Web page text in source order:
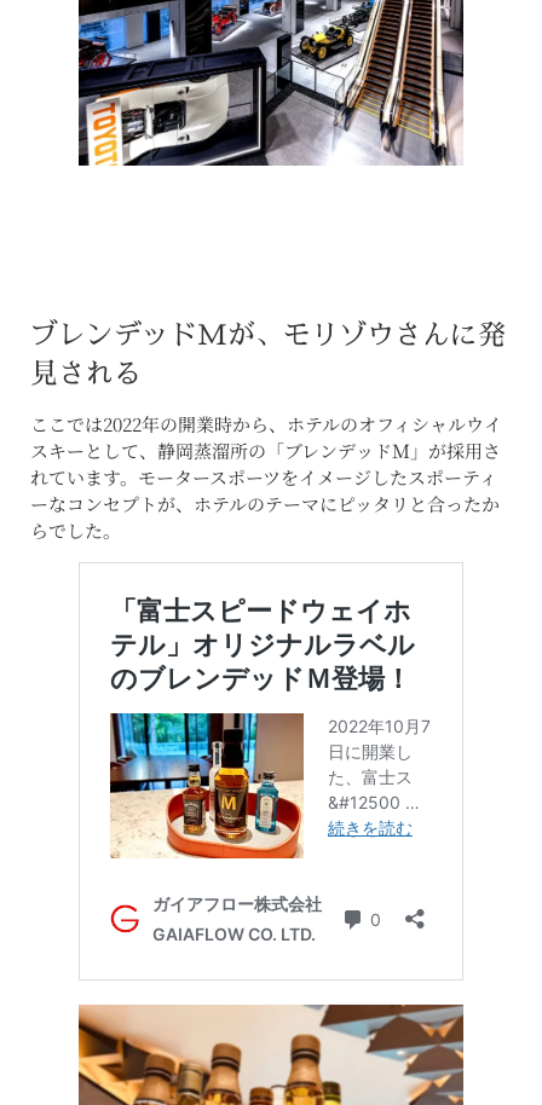
ブレンデッドMが、モリゾウさんに発
見される
ここでは2022年の開業時から、ホテルのオフィシャルウイ
スキーとして、静岡蒸溜所の「ブレンデッドＭ」が採用さ
れています。モータースポーツをイメージしたスポーティ
ーなコンセプトが、ホテルのテーマにピッタリと合ったか
らでした。